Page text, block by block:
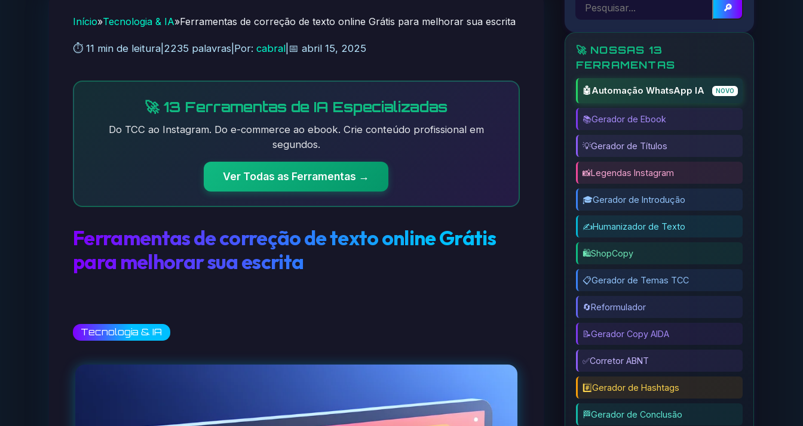
Início»Tecnologia & IA»Ferramentas de correção de texto online Grátis para melhorar sua escrita
⏱️ 11 min de leitura 2235 palavras Por: cabral 📅 abril 15, 2025
🚀 13 Ferramentas de IA Especializadas
Do TCC ao Instagram. Do e-commerce ao ebook. Crie conteúdo profissional em
segundos.
Ver Todas as Ferramentas →
Ferramentas de correção de texto online Grátis
para melhorar sua escrita
Tecnologia & IA
🔎
🚀 NOSSAS 13
FERRAMENTAS
🤖Automação WhatsApp IA NOVO
📚Gerador de Ebook
💡Gerador de Títulos
📸Legendas Instagram
🎓Gerador de Introdução
✍️Humanizador de Texto
🛍️ShopCopy
📋Gerador de Temas TCC
🔄Reformulador
📝Gerador Copy AIDA
✅Corretor ABNT
#️⃣Gerador de Hashtags
🏁Gerador de Conclusão